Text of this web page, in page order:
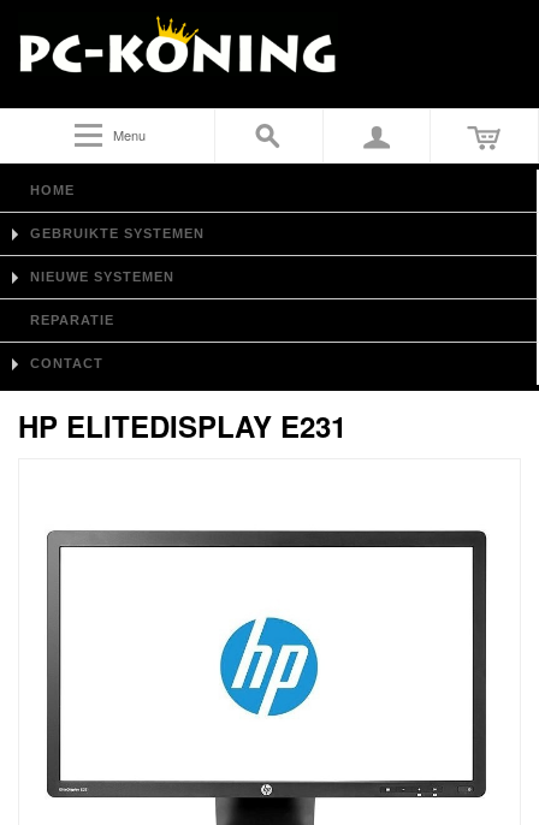
Menu
HOME
GEBRUIKTE SYSTEMEN
NIEUWE SYSTEMEN
REPARATIE
CONTACT
HP ELITEDISPLAY E231